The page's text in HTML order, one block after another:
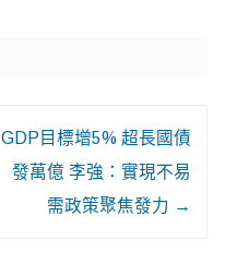
GDP目標增5% 超長國債
發萬億 李強：實現不易
需政策聚焦發力 →